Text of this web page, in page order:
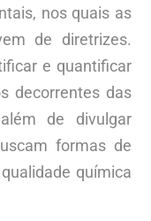
nos quais as
de diretrizes.
e quantificar
decorrentes das
de divulgar
formas de
química